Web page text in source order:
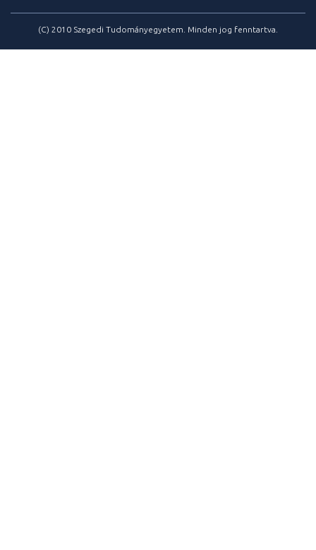
(C) 2010 Szegedi Tudományegyetem. Minden jog fenntartva.